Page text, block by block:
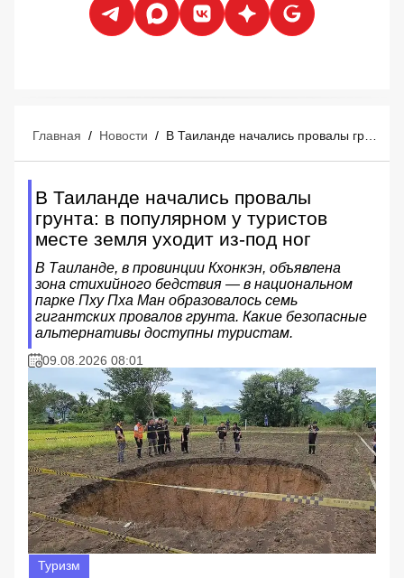
Главная / Новости /
В Таиланде начались провалы
грунта: в популярном у туристов
месте земля уходит из-под ног
В Таиланде, в провинции Кхонкэн, объявлена
зона стихийного бедствия — в национальном
парке Пху Пха Ман образовалось семь
гигантских провалов грунта. Какие безопасные
альтернативы доступны туристам.
09.08.2026 08:01
Туризм